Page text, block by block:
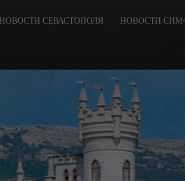
НОВОСТИ СЕВАСТОПОЛЯ НОВОСТИ